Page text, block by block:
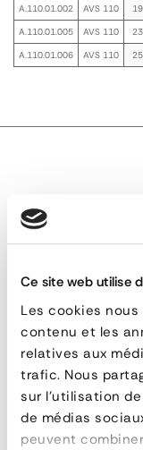
Ce site web utilise
Les cookies
contenu et les
relatives aux
trafic. Nous
sur l'utilisation
de médias
peuvent
A.110.01.002
AVS 110
A.110.01.005
AVS 110
A.110.01.006
AVS 110
Rubber-Tracked
AVS
110
Solid
Loading